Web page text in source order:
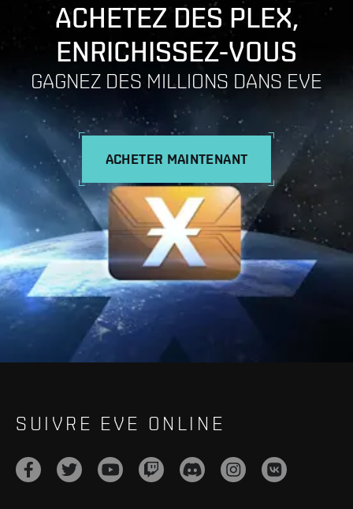
ACHETEZ DES PLEX,
ENRICHISSEZ-VOUS
GAGNEZ DES MILLIONS DANS EVE
ACHETER MAINTENANT
SUIVRE EVE ONLINE